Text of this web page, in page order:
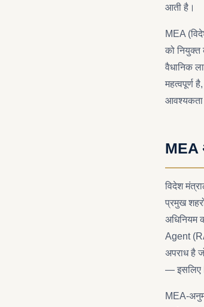
आती है।
MEA
को नियुक्त
वैधानिक
महत्वपूर्ण
आवश्यकता
MEA
विदेश
प्रमुख
अधिनियम
Agent
अपराध है
— इसलिए
MEA-